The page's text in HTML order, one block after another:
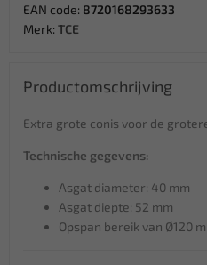
EAN code: 8720168293633
Merk: TCE
Productomschrijving
Extra grote conis voor de
Technische gegevens:
Asgat diameter: 40 mm
Asgat diepte: 52 mm
Opspan bereik van Ø120